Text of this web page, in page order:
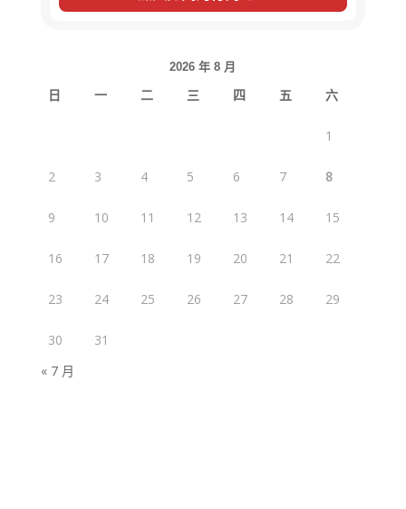
2026 年 8 月
日 一 二 三 四 五 六
1
2 3 4 5 6 7 8
9 10 11 12 13 14 15
16 17 18 19 20 21 22
23 24 25 26 27 28 29
30
31
« 7 月